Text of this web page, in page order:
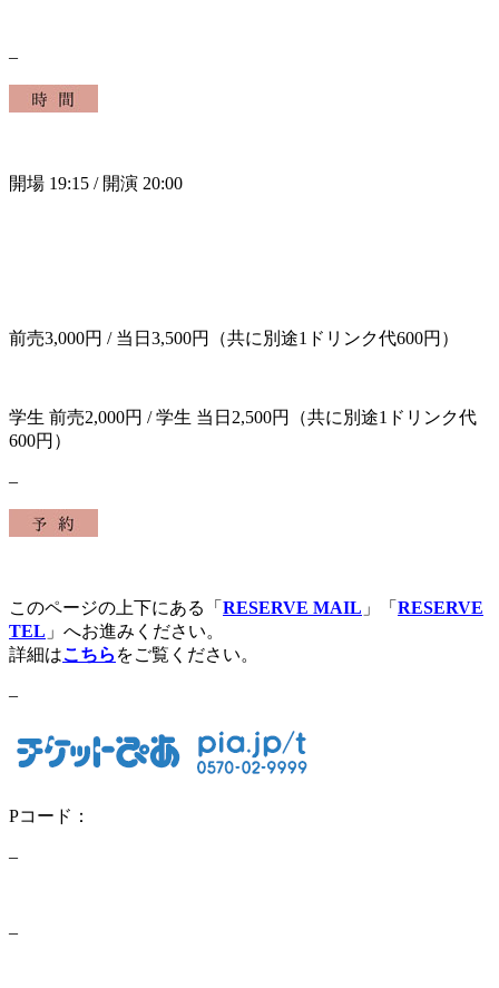
–
開場 19:15 / 開演 20:00
前売3,000円 / 当日3,500円（共に別途1ドリンク代600円）
学生 前売2,000円 / 学生 当日2,500円（共に別途1ドリンク代
600円）
–
このページの上下にある「 RESERVE MAIL 」「 RESERVE
TEL 」へお進みください。
詳細はこちら をご覧ください。
–
Pコード：
–
–